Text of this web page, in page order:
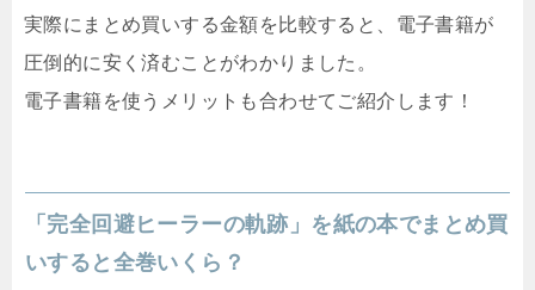
実際にまとめ買いする金額を比較すると、電子書籍が
圧倒的に安く済むことがわかりました。
電子書籍を使うメリットも合わせてご紹介します！
「完全回避ヒーラーの軌跡」を紙の本でまとめ買
いすると全巻いくら？